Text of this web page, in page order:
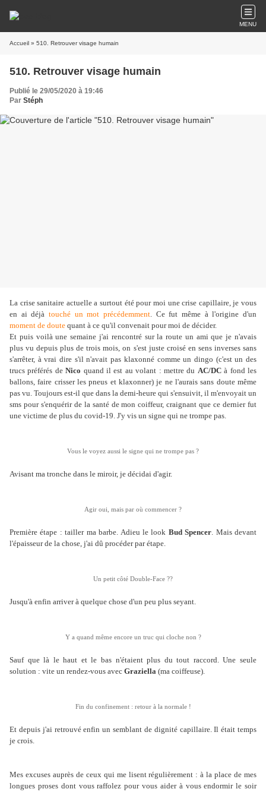
MENU
Accueil » 510. Retrouver visage humain
510. Retrouver visage humain
Publié le 29/05/2020 à 19:46
Par Stéph
La crise sanitaire actuelle a surtout été pour moi une crise capillaire, je vous
en ai déjà touché un mot précédemment. Ce fut même à l'origine d'un
moment de doute quant à ce qu'il convenait pour moi de décider.
Et puis voilà une semaine j'ai rencontré sur la route un ami que je n'avais
plus vu depuis plus de trois mois, on s'est juste croisé en sens inverses sans
s'arrêter, à vrai dire s'il n'avait pas klaxonné comme un dingo (c'est un des
trucs préférés deNico quand il est au volant : mettre du AC/DCà fond les
ballons, faire crisser les pneus et klaxonner) je ne l'aurais sans doute même
pas vu. Toujours est-il que dans la demi-heure qui s'ensuivit, il m'envoyait un
sms pour s'enquérir de la santé de mon coiffeur, craignant que ce dernier fut
une victime de plus du covid-19. J'y vis un signe qui ne trompe pas.
Vous le voyez aussi le signe qui ne trompe pas ?
Avisant ma tronche dans le miroir, je décidai d'agir.
Agir oui, mais par où commencer ?
Première étape : tailler ma barbe. Adieu le look Bud Spencer. Mais devant
l'épaisseur de la chose, j'ai dû procéder par étape.
Un petit côté Double-Face ??
Jusqu'à enfin arriver à quelque chose d'un peu plus seyant.
Y a quand même encore un truc qui cloche non ?
Sauf que là le haut et le bas n'étaient plus du tout raccord. Une seule
solution : vite un rendez-vous avec Graziella (ma coiffeuse).
Fin du confinement : retour à la normale !
Et depuis j'ai retrouvé enfin un semblant de dignité capillaire. Il était temps
je crois.
Mes excuses auprès de ceux qui me lisent régulièrement : à la place de mes
longues proses dont vous raffolez pour vous aider à vous endormir le soir